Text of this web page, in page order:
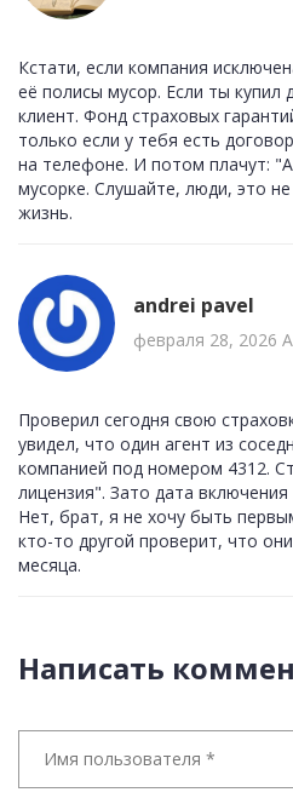
Кстати, если компания
её полисы мусор. Если ты
клиент. Фонд страховых
только если у тебя есть
на телефоне. И потом плачут:
мусорке. Слушайте, люди, это
жизнь.
andrei pavel
февраля 28, 2026
Проверил сегодня свою
увидел, что один агент из
компанией под номером 4312.
лицензия". Зато дата включения
Нет, брат, я не хочу быть
кто-то другой проверит, что
месяца.
Написать